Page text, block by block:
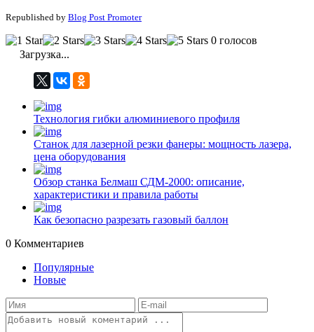
Republished by Blog Post Promoter
0 голосов
Загрузка...
Технология гибки алюминиевого профиля
Станок для лазерной резки фанеры: мощность лазера,
цена оборудования
Обзор станка Белмаш СДМ-2000: описание,
характеристики и правила работы
Как безопасно разрезать газовый баллон
0 Комментариев
Популярные
Новые